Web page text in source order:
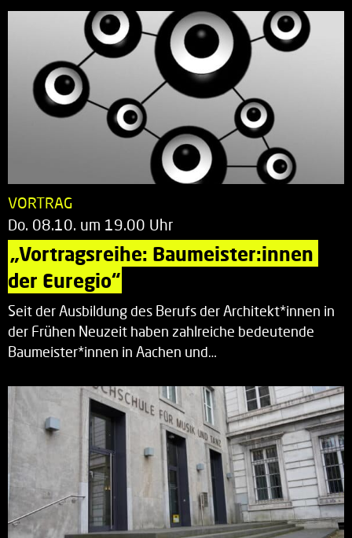
VORTRAG
Do. 08.10. um 19.00 Uhr
„Vortragsreihe: Baumeister:innen
der Euregio“
Seit der Ausbildung des Berufs der Architekt*innen in
der Frühen Neuzeit haben zahlreiche bedeutende
Baumeister*innen in Aachen und…